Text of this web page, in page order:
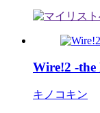
Wire!2 -the
キノコキン